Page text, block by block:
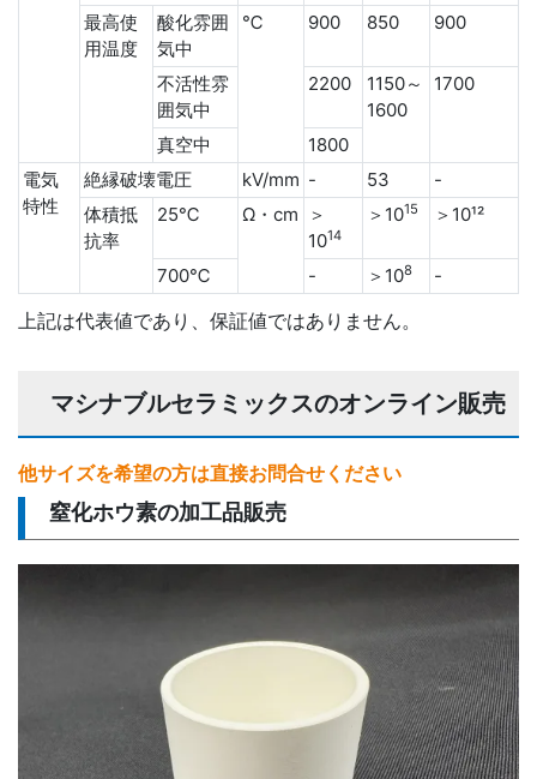
最高使
用温度
酸化雰囲
気中
℃ 900 850 900
不活性雰
囲気中
2200
1150～
1600
1700
真空中
1800
電気
特性
絶縁破壊電圧 kV/mm - 53
-
体積抵
抗率
25℃ Ω・cm
＞
1014
＞1015 ＞10¹²
700℃ - ＞108 -
上記は代表値であり、保証値ではありません。
マシナブルセラミックスのオンライン販売
他サイズを希望の方は直接お問合せください
窒化ホウ素の加工品販売